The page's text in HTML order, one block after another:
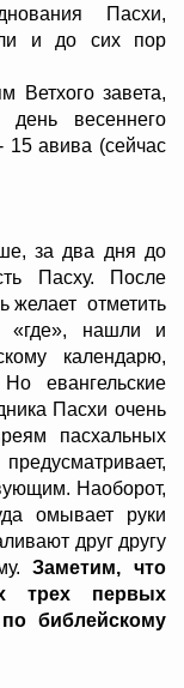
Пасхи,
и до сих пор
Ветхого завета,
весеннего
15 авива (сейчас
за два дня до
Пасху. После
желает отметить
«где», нашли и
календарю,
евангельские
Пасхи очень
пасхальных
Наоборот,
омывает руки
друг другу
Заметим, что
трех первых
библейскому